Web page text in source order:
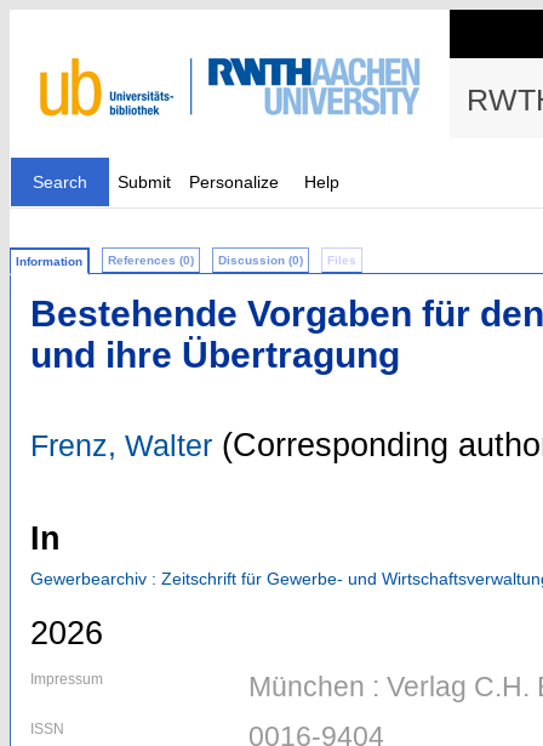
Search Submit Personalize Help
Information References (0) Discussion (0) Files
Bestehende Vorgaben für
und ihre Übertragung
Frenz, Walter (Corresponding
In
Gewerbearchiv : Zeitschrift für Gewerbe- und
2026
Impressum München : Verlag C.H.
ISSN 0016-9404